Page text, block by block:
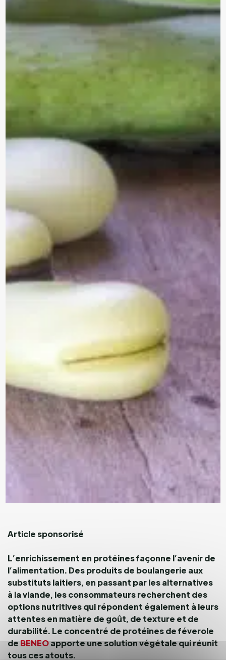
Article sponsorisé
L’enrichissement en protéines façonne l’avenir de
l’alimentation. Des produits de boulangerie aux
substituts laitiers, en passant par les alternatives
à la viande, les consommateurs recherchent des
options nutritives qui répondent également à leurs
attentes en matière de goût, de texture et de
durabilité. Le concentré de protéines de féverole
deBENEOapporte une solution végétale qui réunit
tous ces atouts.